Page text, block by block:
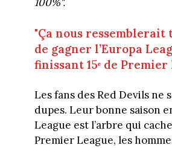
"Ça nous
de gagner l’Europa
finissant 15ᵉ de Premier
Les fans des Red Devils ne
dupes. Leur bonne saison
League est l’arbre qui
Premier League, les